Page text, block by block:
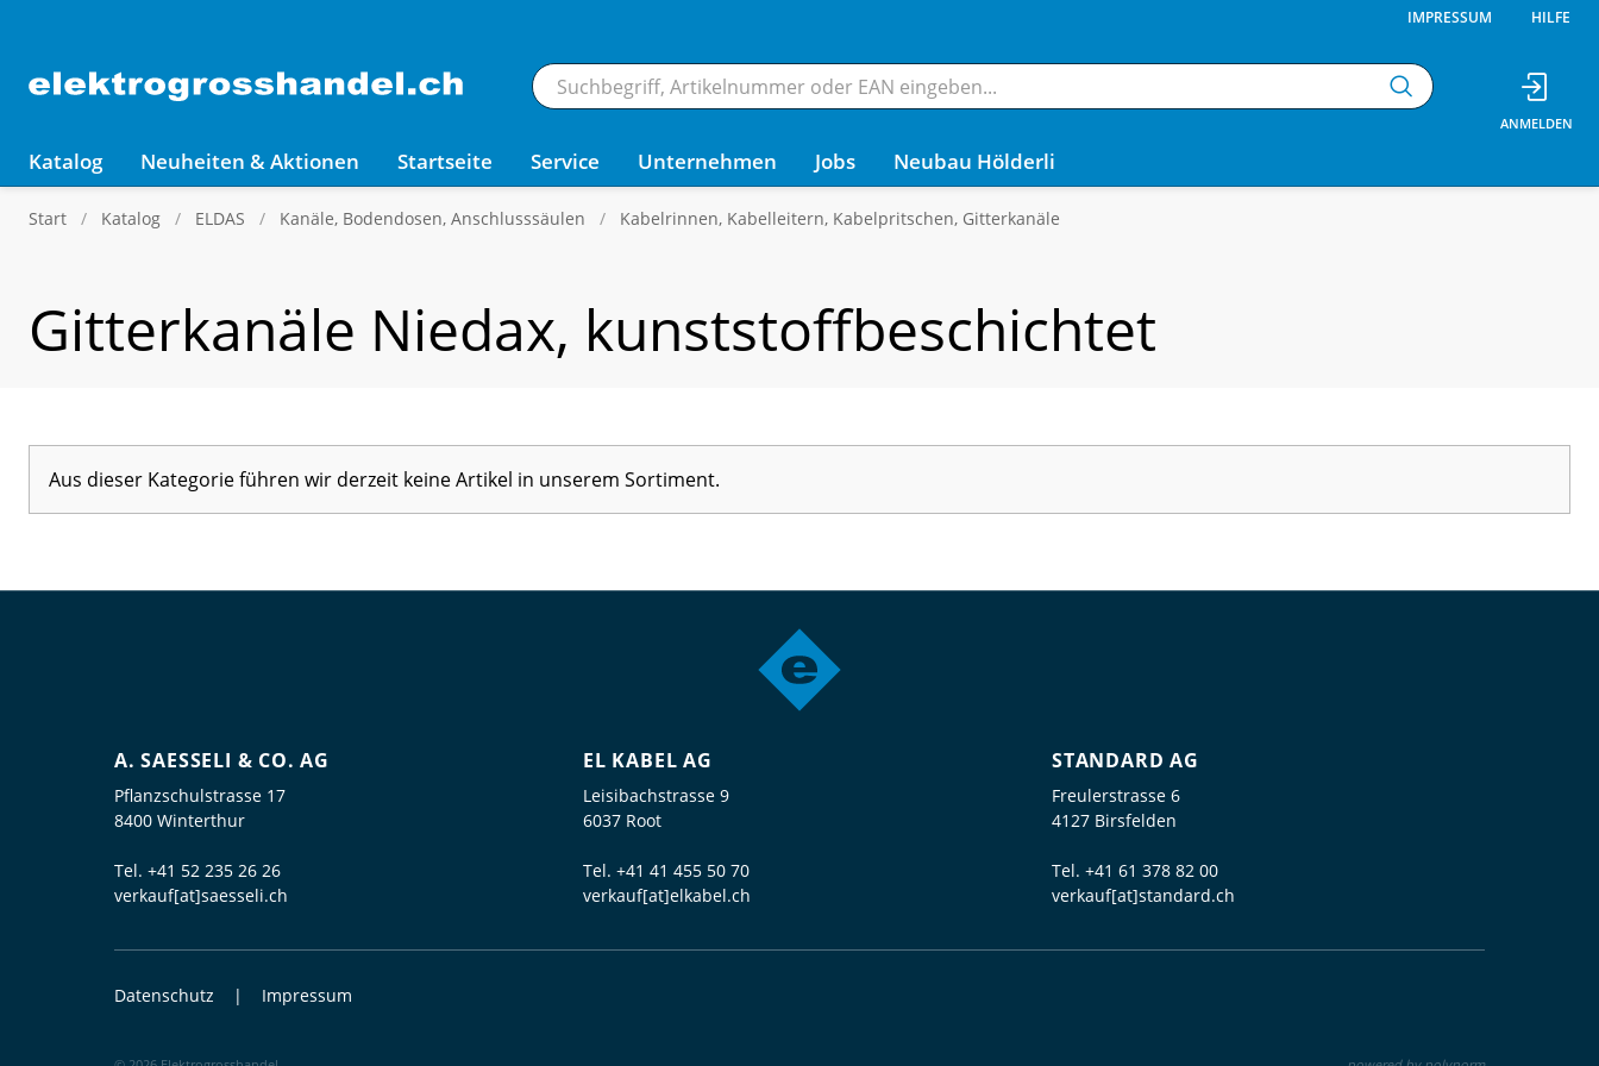
IMPRESSUM HILFE
Katalog Neuheiten & Aktionen Startseite Service Unternehmen Jobs Neubau Hölderli
Start Katalog ELDAS Kanäle, Bodendosen, Anschlusssäulen Kabelrinnen, Kabelleitern, Kabelpritschen, Gitterkanäle
Gitterkanäle Niedax, kunststoffbeschichtet
Aus dieser Kategorie führen wir derzeit keine Artikel in unserem Sortiment.
A. SAESSELI & CO. AG
Pflanzschulstrasse 17
8400 Winterthur
Tel. +41 52 235 26 26
verkauf[at]saesseli.ch
EL KABEL AG
Leisibachstrasse 9
6037 Root
Tel. +41 41 455 50 70
verkauf[at]elkabel.ch
STANDARD AG
Freulerstrasse 6
4127 Birsfelden
Tel. +41 61 378 82 00
verkauf[at]standard.ch
Datenschutz Impressum